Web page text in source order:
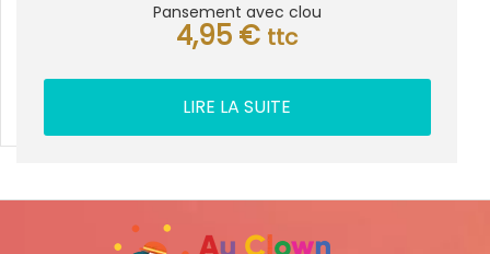
Pansement avec clou
4,95 € ttc
LIRE LA SUITE